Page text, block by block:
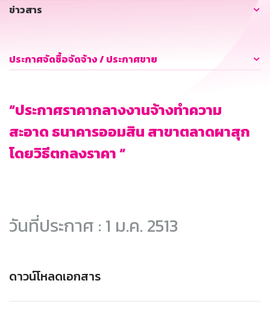
ข่าวสาร
ประกาศจัดซื้อจัดจ้าง / ประกาศขาย
“ประกาศราคากลางงานจ้างทำความ
สะอาด ธนาคารออมสิน สาขาตลาดผาสุก
โดยวิธีตกลงราคา “
วันที่ประกาศ : 1 ม.ค. 2513
ดาวน์โหลดเอกสาร